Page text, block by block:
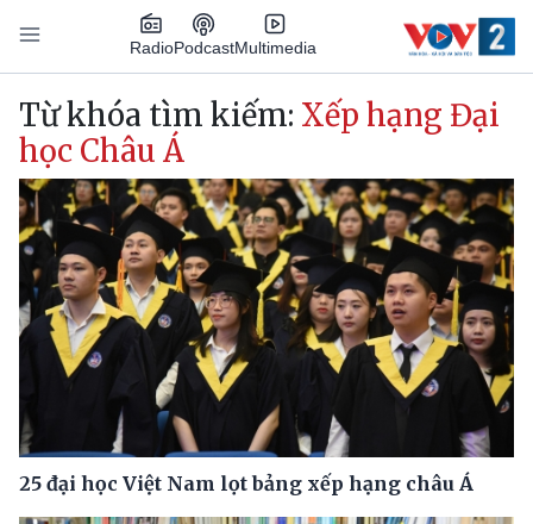
Nhảy đến nội dung
RadioPodcastMultimedia
Main navigation
Từ khóa tìm kiếm: Xếp hạng Đại
học Châu Á
25 đại học Việt Nam lọt bảng xếp hạng châu Á